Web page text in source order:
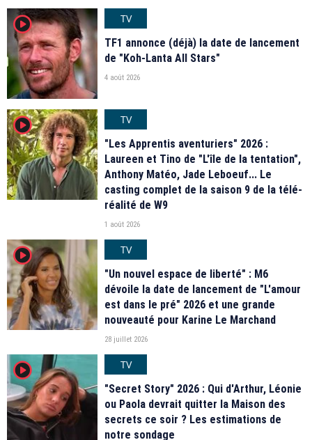
player2
TV
TF1 annonce (déjà) la date de lancement
de "Koh-Lanta All Stars"
4 août 2026
player2
TV
"Les Apprentis aventuriers" 2026 :
Laureen et Tino de "L'île de la tentation",
Anthony Matéo, Jade Leboeuf... Le
casting complet de la saison 9 de la télé-
réalité de W9
1 août 2026
player2
TV
"Un nouvel espace de liberté" : M6
dévoile la date de lancement de "L'amour
est dans le pré" 2026 et une grande
nouveauté pour Karine Le Marchand
28 juillet 2026
player2
TV
"Secret Story" 2026 : Qui d'Arthur, Léonie
ou Paola devrait quitter la Maison des
secrets ce soir ? Les estimations de
notre sondage